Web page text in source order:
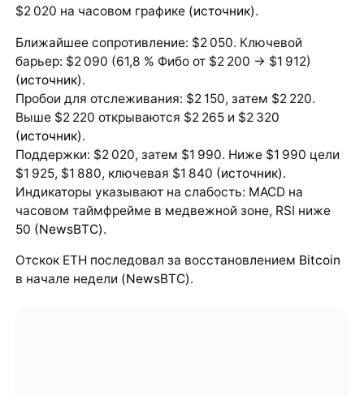
$2 020 на часовом графике (источник).
Ближайшее сопротивление: $2 050. Ключевой
барьер: $2 090 (61,8 % Фибо от $2 200 → $1 912)
(источник).
Пробои для отслеживания: $2 150, затем $2 220.
Выше $2 220 открываются $2 265 и $2 320
(источник).
Поддержки: $2 020, затем $1 990. Ниже $1 990 цели
$1 925, $1 880, ключевая $1 840 (источник).
Индикаторы указывают на слабость: MACD на
часовом таймфрейме в медвежной зоне, RSI ниже
50 (NewsBTC).
Отскок ETH последовал за восстановлением Bitcoin
в начале недели (NewsBTC).